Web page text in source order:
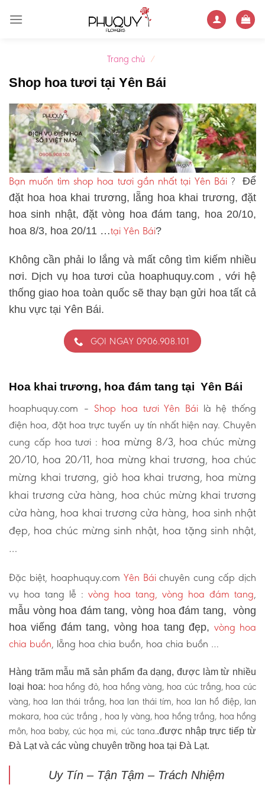
Trang chủ /
Shop hoa tươi tại Yên Bái
Bạn muốn tìm shop hoa tươi gần nhất tại Yên Bái ? Để
đặt hoa hoa khai trương, lẵng hoa khai trương, đặt
hoa sinh nhật, đặt vòng hoa đám tang, hoa 20/10,
hoa 8/3, hoa 20/11 …tại Yên Bái?
Không cần phải lo lắng và mất công tìm kiếm nhiều
nơi. Dịch vụ hoa tươi của hoaphuquy.com , với hệ
thống giao hoa toàn quốc sẽ thay bạn gửi hoa tất cả
khu vực tại Yên Bái.
GỌI NGAY 0906.908.101
Hoa khai trương, hoa đám tang tại Yên Bái
hoaphuquy.com – Shop hoa tươi Yên Bái là hệ thống
điện hoa, đặt hoa trực tuyến uy tín nhất hiện nay. Chuyên
cung cấp hoa tươi : hoa mừng 8/3, hoa chúc mừng
20/10, hoa 20/11, hoa mừng khai trương, hoa chúc
mừng khai trương, giỏ hoa khai trương, hoa mừng
khai trương cửa hàng, hoa chúc mừng khai trương
cửa hàng, hoa khai trương cửa hàng, hoa sinh nhật
đẹp, hoa chúc mừng sinh nhật, hoa tặng sinh nhật,
…
Đặc biệt, hoaphuquy.com Yên Báichuyên cung cấp dịch
vụ hoa tang lễ : vòng hoa tang, vòng hoa đám tang,
mẫu vòng hoa đám tang, vòng hoa đám tang, vòng
hoa viếng đám tang, vòng hoa tang đẹp, vòng hoa
chia buồn, lẵng hoa chia buồn, hoa chia buồn …
Hàng trăm mẫu mã sản phẩm đa dạng, được làm từ nhiều
loại hoa: hoa hồng đỏ, hoa hồng vàng, hoa cúc trắng, hoa cúc
vàng, hoa lan thái trắng, hoa lan thái tím, hoa lan hồ điệp, lan
mokara, hoa cúc trắng , hoa ly vàng, hoa hồng trắng, hoa hồng
môn, hoa baby, cúc họa mi, cúc tana..được nhập trực tiếp từ
Đà Lạt và các vùng chuyên trồng hoa tại Đà Lạt.
Uy Tín – Tận Tậm – Trách Nhiệm